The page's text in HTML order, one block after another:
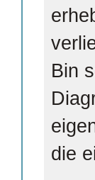
Bin
die